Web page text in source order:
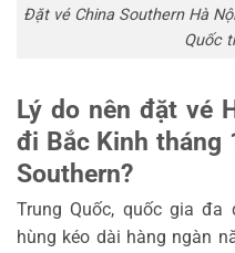
Đặt vé China Southern Hà
Quốc
Lý do nên đặt vé
đi Bắc Kinh tháng
Southern?
Trung Quốc, quốc gia
hùng kéo dài hàng ngàn